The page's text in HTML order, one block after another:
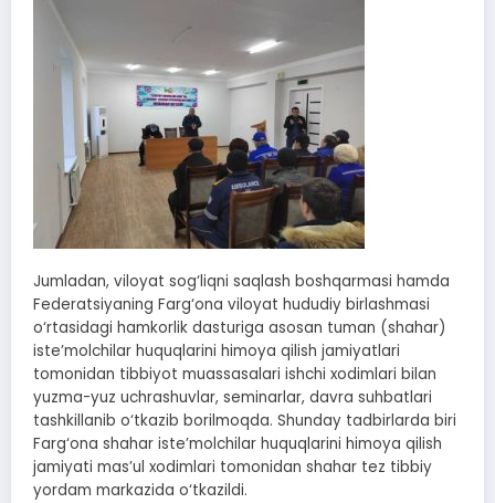
Jumladan, viloyat sog‘liqni saqlash boshqarmasi hamda
Federatsiyaning Farg‘ona viloyat hududiy birlashmasi
o‘rtasidagi hamkorlik dasturiga asosan tuman (shahar)
iste’molchilar huquqlarini himoya qilish jamiyatlari
tomonidan tibbiyot muassasalari ishchi xodimlari bilan
yuzma-yuz uchrashuvlar, seminarlar, davra suhbatlari
tashkillanib o‘tkazib borilmoqda. Shunday tadbirlarda biri
Farg‘ona shahar iste’molchilar huquqlarini himoya qilish
jamiyati mas’ul xodimlari tomonidan shahar tez tibbiy
yordam markazida o‘tkazildi.